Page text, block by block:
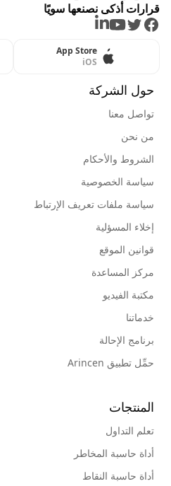
قرارات أذكى نصنعها سويًا
Facebook
Twitter
Youtube
LinkedIn
App Store
iOS
حول الشركة
تواصل معنا
من نحن
الشروط والأحكام
سياسة الخصوصية
سياسة ملفات تعريف الإرتباط
إخلاء المسؤلية
قوانين الموقع
مركز المساعدة
مكتبة الفيديو
خدماتنا
برنامج الإحالة
حمِّل تطبيق Arincen
المنتجات
تعلم التداول
أداة حاسبة المخاطر
أداة حاسبة النقاط